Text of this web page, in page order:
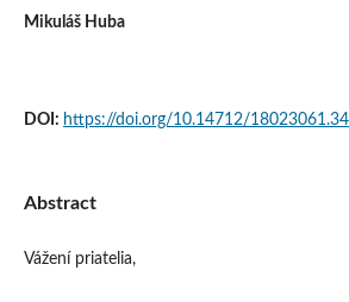
Mikuláš Huba
DOI: https://doi.org/10.14712/
Abstract
Vážení priatelia,